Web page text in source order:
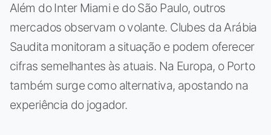
Além do Inter Miami e do São Paulo, outros
mercados observam o volante. Clubes da Arábia
Saudita monitoram a situação e podem oferecer
cifras semelhantes às atuais. Na Europa, o Porto
também surge como alternativa, apostando na
experiência do jogador.